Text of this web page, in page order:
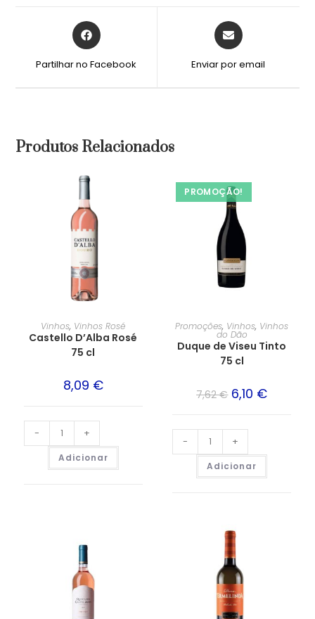
Partilhar no Facebook Enviar por email
Produtos Relacionados
Vinhos, Vinhos Rosé
Castello D’Alba Rosé
75 cl
8,09 €
- +
Adicionar
PROMOÇÃO!
Promoções, Vinhos, Vinhos
do Dão
Duque de Viseu Tinto
75 cl
7,62€ 6,10 €
- +
Adicionar